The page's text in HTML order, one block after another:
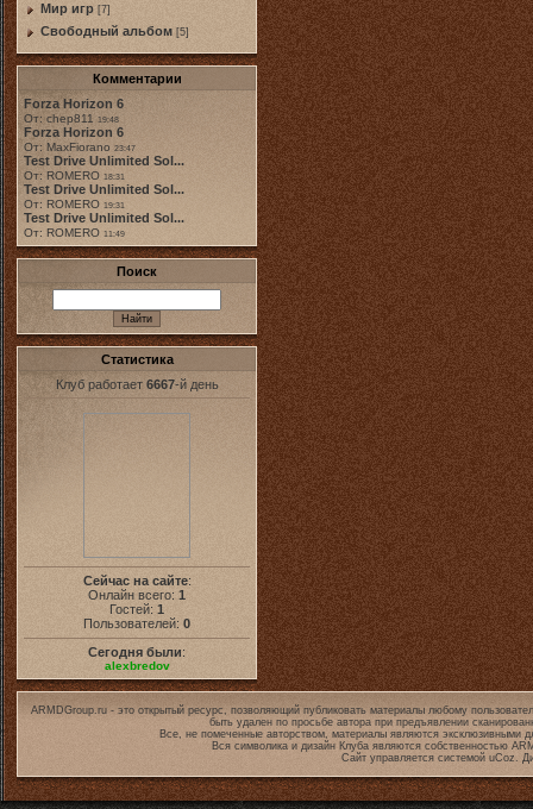
Мир игр [7]
Свободный альбом [5]
Комментарии
Forza Horizon 6
От: chep811 19:48
Forza Horizon 6
От: MaxFiorano 23:47
Test Drive Unlimited Sol...
От: ROMERO 18:31
Test Drive Unlimited Sol...
От: ROMERO 19:31
Test Drive Unlimited Sol...
От: ROMERO 11:49
Поиск
Статистика
Клуб работает 6667-й день
Сейчас на сайте:
Онлайн всего: 1
Гостей: 1
Пользователей: 0
Сегодня были:
alexbredov
ARMDGroup.ru - это открытый ресурс, позволяющий публиковать материалы любому
быть удален по просьбе автора при предъявлении
Все, не помеченные авторством, материалы являются эксклюзивными
Вся символика и дизайн Клуба являются собственностью
Сайт управляется системой uCoz.